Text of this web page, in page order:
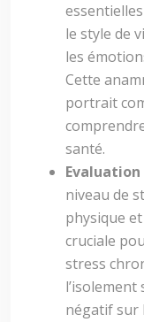
le style de
les
Cette
portrait
santé.
niveau de
physique
cruciale
stress
négatif sur